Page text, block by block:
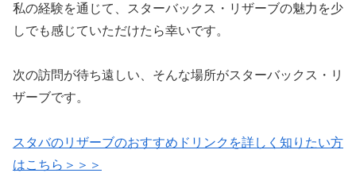
私の経験を通じて、スターバックス・リザーブの魅力を少
しでも感じていただけたら幸いです。
次の訪問が待ち遠しい、そんな場所がスターバックス・リ
ザーブです。
スタバのリザーブのおすすめドリンクを詳しく知りたい方
はこちら＞＞＞